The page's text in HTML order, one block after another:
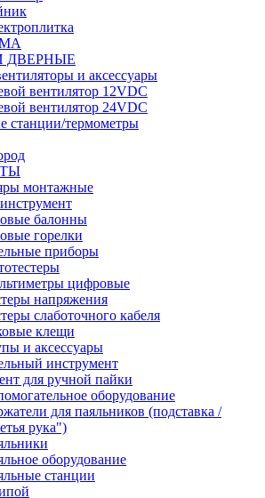
ДВЕРНЫЕ
и аксессуары
вентилятор 12VDC
вентилятор 24VDC
станции/термометры
монтажные
балонны
горелки
приборы
цифровые
напряжения
слаботочного кабеля
клещи
и аксессуары
инструмент
для ручной пайки
оборудование
для паяльников (подставка /
рука")
оборудование
станции